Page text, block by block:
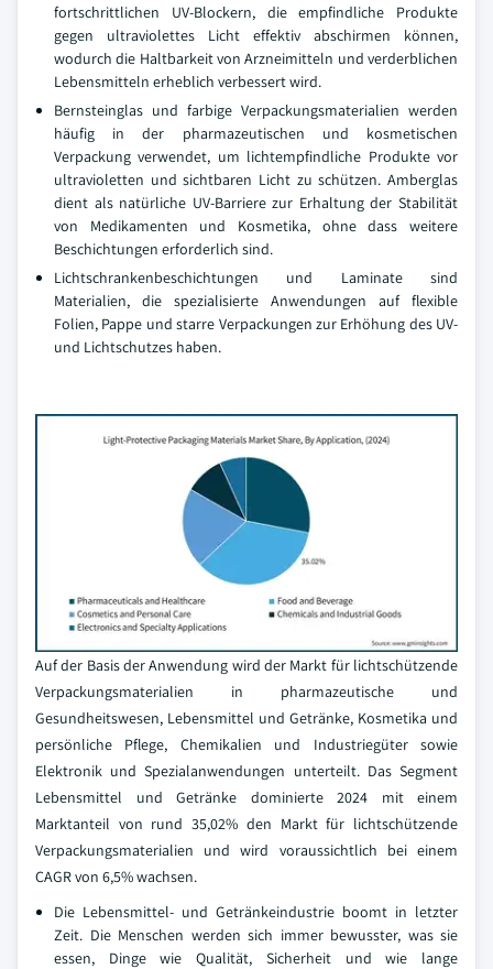
fortschrittlichen UV-Blockern, die empfindliche Produkte
gegen ultraviolettes Licht effektiv abschirmen können,
wodurch die Haltbarkeit von Arzneimitteln und verderblichen
Lebensmitteln erheblich verbessert wird.
Bernsteinglas und farbige Verpackungsmaterialien werden
häufig in der pharmazeutischen und kosmetischen
Verpackung verwendet, um lichtempfindliche Produkte vor
ultravioletten und sichtbaren Licht zu schützen. Amberglas
dient als natürliche UV-Barriere zur Erhaltung der Stabilität
von Medikamenten und Kosmetika, ohne dass weitere
Beschichtungen erforderlich sind.
Lichtschrankenbeschichtungen und Laminate sind
Materialien, die spezialisierte Anwendungen auf flexible
Folien, Pappe und starre Verpackungen zur Erhöhung des UV-
und Lichtschutzes haben.
Auf der Basis der Anwendung wird der Markt für lichtschützende
Verpackungsmaterialien in pharmazeutische und
Gesundheitswesen, Lebensmittel und Getränke, Kosmetika und
persönliche Pflege, Chemikalien und Industriegüter sowie
Elektronik und Spezialanwendungen unterteilt. Das Segment
Lebensmittel und Getränke dominierte 2024 mit einem
Marktanteil von rund 35,02% den Markt für lichtschützende
Verpackungsmaterialien und wird voraussichtlich bei einem
CAGR von 6,5% wachsen.
Die Lebensmittel- und Getränkeindustrie boomt in letzter
Zeit. Die Menschen werden sich immer bewusster, was sie
essen, Dinge wie Qualität, Sicherheit und wie lange